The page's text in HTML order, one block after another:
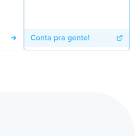
Conta pra gente!